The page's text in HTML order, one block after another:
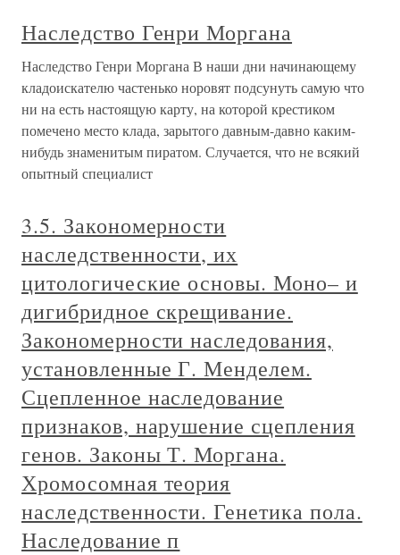
Наследство Генри Моргана
Наследство Генри Моргана В наши дни начинающему
кладоискателю частенько норовят подсунуть самую что
ни на есть настоящую карту, на которой крестиком
помечено место клада, зарытого давным-давно каким-
нибудь знаменитым пиратом. Случается, что не всякий
опытный специалист
3.5. Закономерности
наследственности, их
цитологические основы. Моно– и
дигибридное скрещивание.
Закономерности наследования,
установленные Г. Менделем.
Сцепленное наследование
признаков, нарушение сцепления
генов. Законы Т. Моргана.
Хромосомная теория
наследственности. Генетика пола.
Наследование п